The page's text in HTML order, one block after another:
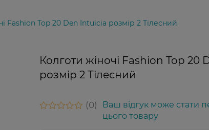
Fashion Top 20 Den Intuicia розмір 2 Тілесний
Колготи жіночі Fashion Top 20
розмір 2 Тілесний
0
Ваш відгук може стати
цього товару